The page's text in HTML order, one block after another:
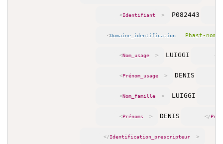
<Identifiant > P082443
<Domaine_identification Phast-
<Nom_usage > LUIGGI </
<Prénom_usage > DENIS
<Nom_famille > LUIGGI
<Prénoms > DENIS </
</Identification_prescripteur >